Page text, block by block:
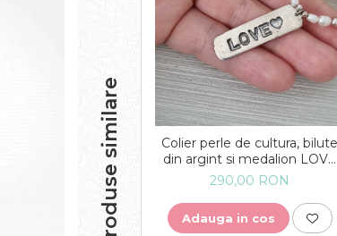
Produse similare
Colier perle de cultura, bilute
din argint si medalion LOVE
din argint - unicat
290,00 RON
Adauga in cos